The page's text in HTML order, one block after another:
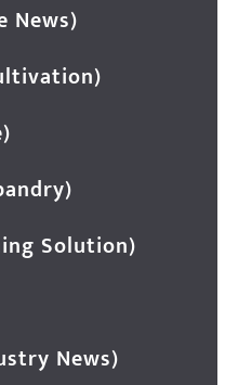
News)
Solution)
News)